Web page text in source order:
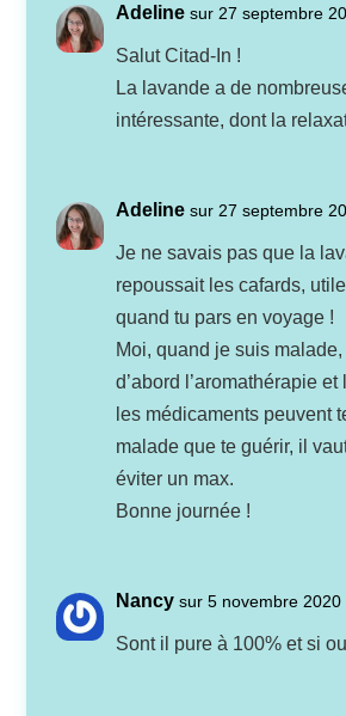
Adeline sur 27 septembre
Salut Citad-In !
La lavande a de
intéressante, dont la
Adeline sur 27 septembre
Je ne savais pas que la
repoussait les cafards,
quand tu pars en voyage !
Moi, quand je suis malade,
d’abord l’aromathérapie et
les médicaments peuvent
malade que te guérir, il
éviter un max.
Bonne journée !
Nancy sur 5 novembre 2020
Sont il pure à 100% et si